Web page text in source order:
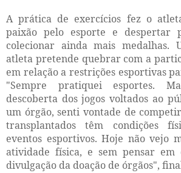
A prática de exercícios fez o
paixão pelo esporte e despertar
colecionar ainda mais medalhas.
atleta pretende quebrar com a
em relação a restrições esportivas
"Sempre pratiquei esportes.
descoberta dos jogos voltados ao
um órgão, senti vontade de
transplantados têm condições
eventos esportivos. Hoje não vejo
atividade física, e sem pensar em
divulgação da doação de órgãos",